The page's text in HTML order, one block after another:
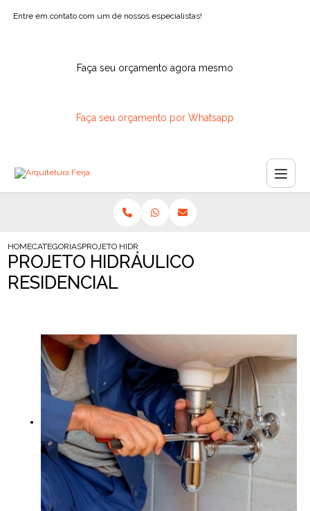
Entre em contato com um de nossos especialistas!
Faça seu orçamento agora mesmo
Faça seu orçamento por Whatsapp
HOMECATEGORIASPROJETO HIDRAULICO RESIDENCIAL
PROJETO HIDRÁULICO
RESIDENCIAL